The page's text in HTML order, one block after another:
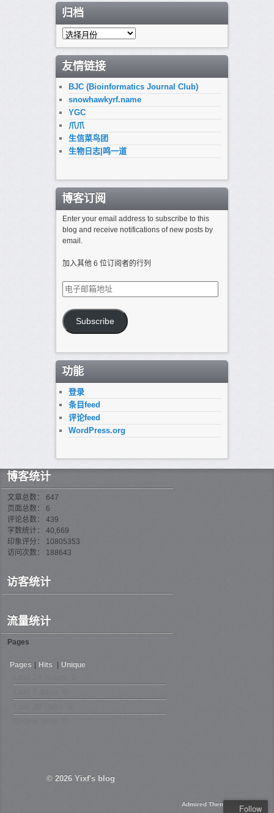
归档
归
友情链接
BJC (Bioinformatics Journal Club)
snowhawkyrf.name
YGC
爪爪
生信菜鸟团
生物日志|鸣一道
博客订阅
Enter your email address to subscribe to this
blog and receive notifications of new posts by
email.
加入其他 6 位订阅者的行列
电
子
箱
地
Subscribe
功能
登录
条目feed
评论feed
WordPress.org
博客统计
文章总数： 647
页面总数： 6
评论总数： 439
字数统计： 40,669
印象评分： 10805353
访问次数： 188643
访客统计
流量统计
Pages
Pages Hits Unique
© 2026 Yixf's blog
Admired Theme Follow